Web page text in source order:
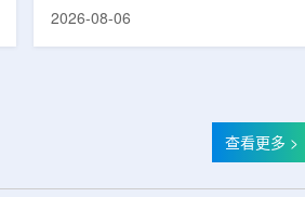
射治疗解决方案，并开始全面用于患
Halcyon系统软件5.0版本为基础，集
成高分辨率锥形束CT成像系统
2026-08-06
查看更多 >